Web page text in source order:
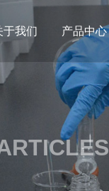
于我们 产品中心